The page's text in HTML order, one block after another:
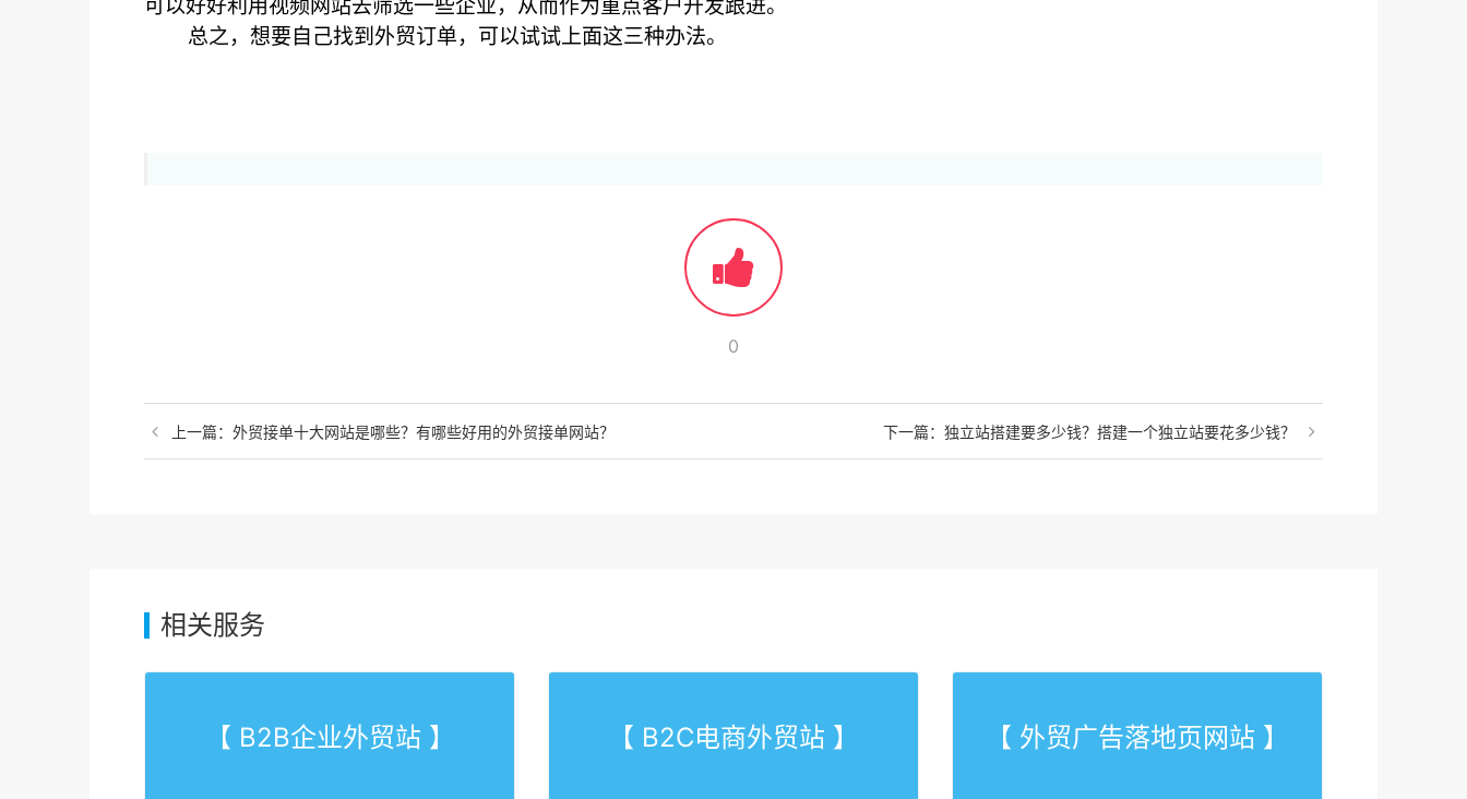
可以好好利用视频网站去筛选一些企业，从而作为重点客户开发跟进。
总之，想要自己找到外贸订单，可以试试上面这三种办法。
0
上一篇：外贸接单十大网站是哪些？有哪些好用的外贸接单网站？ 下一篇：独立站搭建要多少钱？搭建一个独立站要花多少钱？
相关服务
【 B2B企业外贸站 】 【 B2C电商外贸站 】 【 外贸广告落地页网站 】